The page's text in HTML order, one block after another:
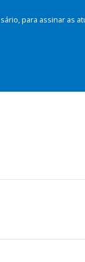
para assinar as